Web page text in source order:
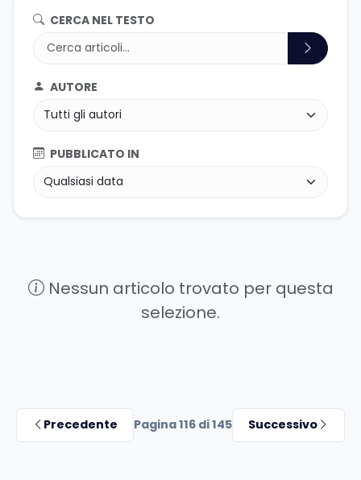
CERCA NEL TESTO
AUTORE
PUBBLICATO IN
Nessun articolo trovato per questa
selezione.
Precedente Pagina 116 di 145 Successivo